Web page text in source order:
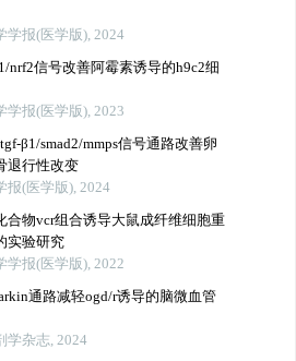
学报(医学版), 2024
nrf2信号改善阿霉素诱导的h9c2细
学报(医学版), 2023
β1/smad2/mmps信号通路改善卵
退行性改变
报(医学版), 2024
合物vcr组合诱导大鼠成纤维细胞重
实验研究
学报(医学版), 2022
通路减轻ogd/r诱导的脑微血管
学杂志, 2024